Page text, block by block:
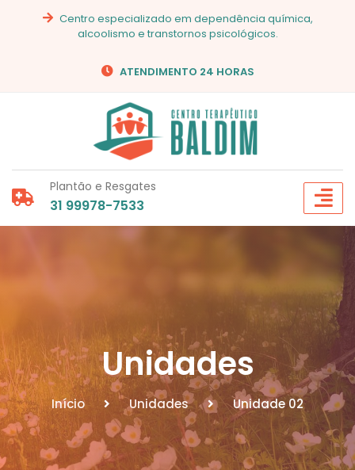
Centro especializado em dependência química,
alcoolismo e transtornos psicológicos.
ATENDIMENTO 24 HORAS
Plantão e Resgates
31 99978-7533
Unidades
Início Unidades Unidade 02